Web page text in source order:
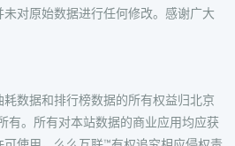
对原始数据进行任何修改。感谢广大
数据和排行榜数据的所有权益归北京
有。所有对本站数据的商业应用均应获